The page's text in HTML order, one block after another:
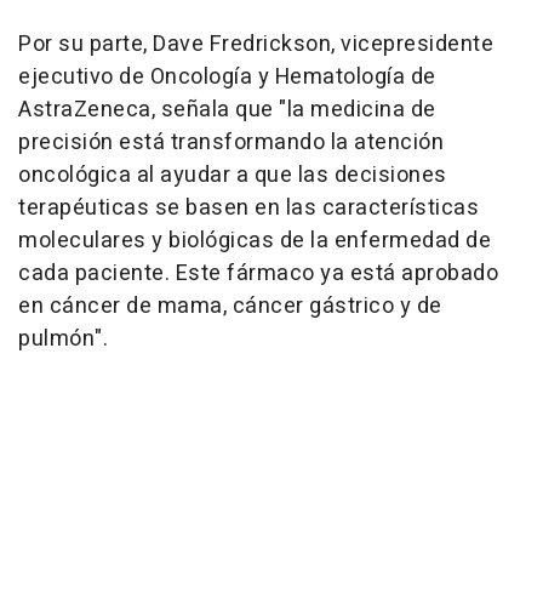
Por su parte, Dave Fredrickson, vicepresidente
ejecutivo de Oncología y Hematología de
AstraZeneca, señala que "la medicina de
precisión está transformando la atención
oncológica al ayudar a que las decisiones
terapéuticas se basen en las características
moleculares y biológicas de la enfermedad de
cada paciente. Este fármaco ya está aprobado
en cáncer de mama, cáncer gástrico y de
pulmón".